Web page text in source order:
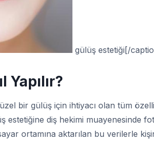
gülüş estetiği[/
Yapılır?
bir gülüş için ihtiyacı olan tüm
estetiğine diş hekimi muayenesinde
ortamına aktarılan bu verilerle